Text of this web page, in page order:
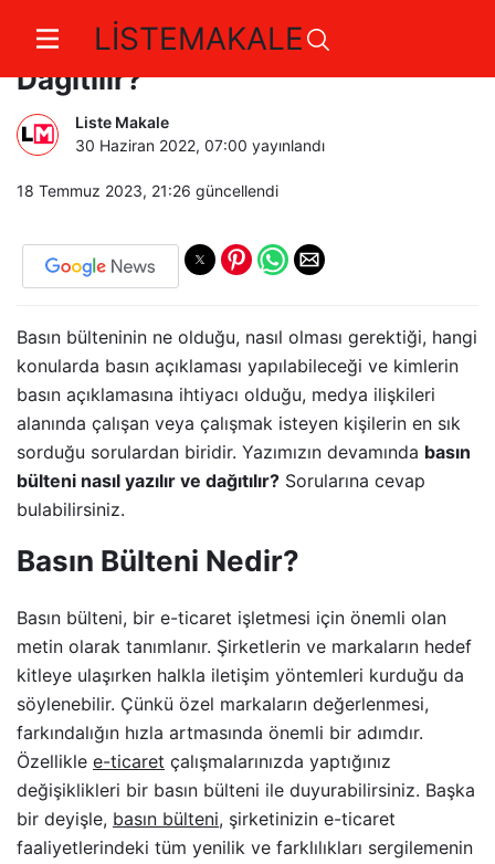
LİSTEMAKALE
Basın Bülteni Nasıl Yazılır ve
Dağıtılır?
Liste Makale
30 Haziran 2022, 07:00 yayınlandı
18 Temmuz 2023, 21:26 güncellendi
Basın bülteninin ne olduğu, nasıl olması gerektiği, hangi
konularda basın açıklaması yapılabileceği ve kimlerin
basın açıklamasına ihtiyacı olduğu, medya ilişkileri
alanında çalışan veya çalışmak isteyen kişilerin en sık
sorduğu sorulardan biridir. Yazımızın devamında basın
bülteni nasıl yazılır ve dağıtılır? Sorularına cevap
bulabilirsiniz.
Basın Bülteni Nedir?
Basın bülteni, bir e-ticaret işletmesi için önemli olan
metin olarak tanımlanır. Şirketlerin ve markaların hedef
kitleye ulaşırken halkla iletişim yöntemleri kurduğu da
söylenebilir. Çünkü özel markaların değerlenmesi,
farkındalığın hızla artmasında önemli bir adımdır.
Özellikle e-ticaret çalışmalarınızda yaptığınız
değişiklikleri bir basın bülteni ile duyurabilirsiniz. Başka
bir deyişle, basın bülteni, şirketinizin e-ticaret
faaliyetlerindeki tüm yenilik ve farklılıkları sergilemenin